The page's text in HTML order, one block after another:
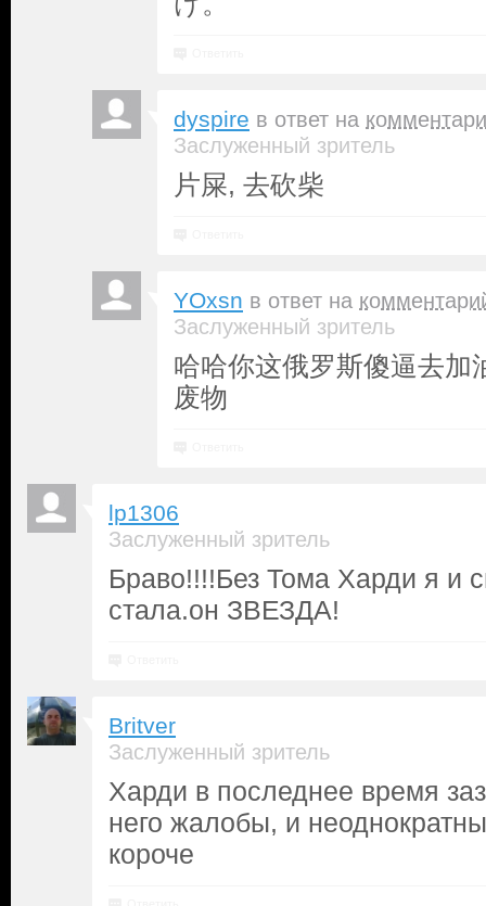
dyspire в ответ на
Заслуженный зритель
片屎, 去砍柴
YOxsn в ответ на
Заслуженный зритель
哈哈你这俄罗斯傻逼去加
废物
lp1306
Заслуженный зритель
Браво!!!!Без Тома Харди я и
стала.он ЗВЕЗДА!
Britver
Заслуженный зритель
Харди в последнее время
него жалобы, и
короче